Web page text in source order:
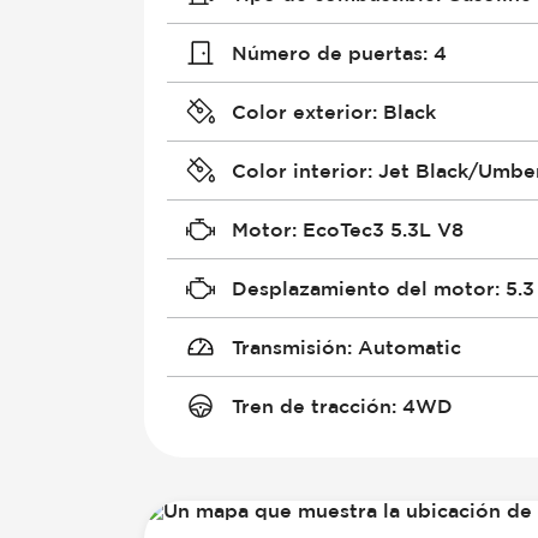
Número de puertas: 4
Color exterior: Black
Color interior: Jet Black/
Motor: EcoTec3 5.3L V8
Desplazamiento del motor: 5.3
Transmisión: Automatic
Tren de tracción: 4WD